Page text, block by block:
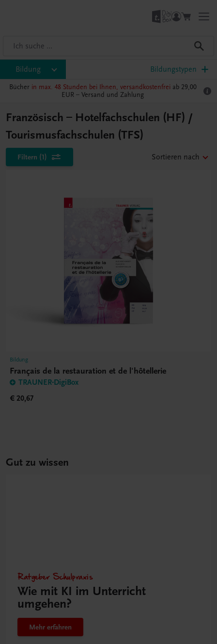
Bildung Bildungstypen
Bücher in max. 48 Stunden bei Ihnen, versandkostenfrei ab 29,00
EUR – Versand und Zahlung
Französisch – Hotelfachschulen (HF) /
Tourismusfachschulen (TFS)
Filtern (1) Sortieren nach
Bildung
Français de la restauration et de l'hôtellerie
TRAUNER-DigiBox
€ 20,67
Gut zu wissen
Ratgeber Schulpraxis
Wie mit KI im Unterricht
umgehen?
Mehr erfahren